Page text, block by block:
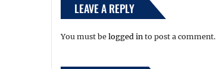
LEAVE A REPLY
You must be logged in to post a comment.